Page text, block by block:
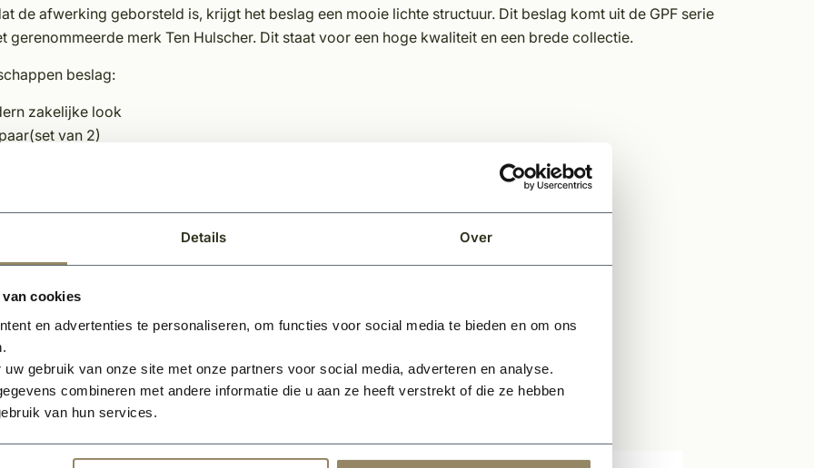
Details Over
cookies
en advertenties te personaliseren, om functies voor social media te bieden en om ons
gebruik van onze site met onze partners voor social media, adverteren en analyse.
combineren met andere informatie die u aan ze heeft verstrekt of die ze hebben
van hun services.
de afwerking geborsteld is, krijgt het beslag een mooie lichte structuur. Dit beslag komt uit de GPF serie
gerenommeerde merk Ten Hulscher. Dit staat voor een hoge kwaliteit en een brede collectie.
beslag:
zakelijke look
van 2)
en karakteristieke uitstraling
van RVS
producten